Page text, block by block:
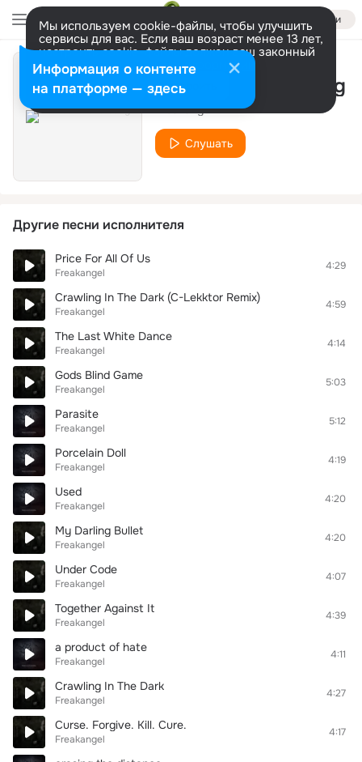
Войти
Мы используем cookie-файлы, чтобы улучшить
сервисы для вас. Если ваш возраст менее 13 лет,
настроить cookie-файлы должен ваш законный
представитель. Больше информации
Разрешить все Настроить
It's Not A Love Song
Freakangel
Слушать
Другие песни исполнителя
Price For All Of Us
Freakangel
4:29
Crawling In The Dark (C-Lekktor Remix)
Freakangel
4:59
The Last White Dance
Freakangel
4:14
Gods Blind Game
Freakangel
5:03
Parasite
Freakangel
5:12
Porcelain Doll
Freakangel
4:19
Used
Freakangel
4:20
My Darling Bullet
Freakangel
4:20
Under Code
Freakangel
4:07
Together Against It
Freakangel
4:39
a product of hate
Freakangel
4:11
Crawling In The Dark
Freakangel
4:27
Curse. Forgive. Kill. Cure.
Freakangel
4:17
Информация о контенте
на платформе — здесь